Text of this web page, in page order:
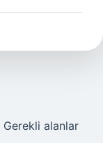
Gerekli alanlar